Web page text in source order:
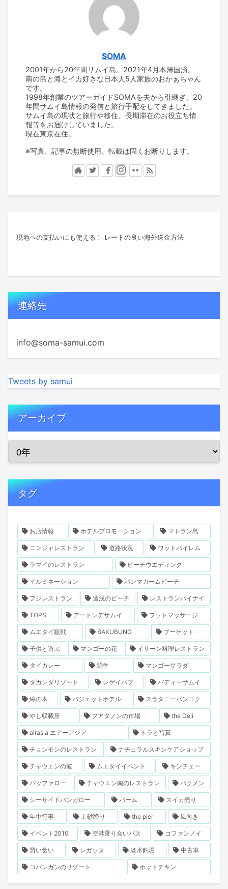
SOMA
2001年から20年間サムイ島。2021年4月本帰国済。
南の島と海とイカ好きな日本人5人家族のおかぁちゃん
です。
1998年創業のツアーガイドSOMAを夫から引継ぎ、20
年間サムイ島情報の発信と旅行手配をしてきました。
サムイ島の現状と旅行や移住、長期滞在のお役立ち情
報等をお届けしていました。
現在東京在住。
※写真、記事の無断使用、転載は固くお断りします。
現地への支払いにも使える！ レートの良い海外送金方法
連絡先
info@soma-samui.com
Tweets by samui
アーカイブ
タグ
お店情報 ホテルプロモーション マトラン島
ニンジャレストラン 道路状況 ワットパイレム
ラマイのレストラン ビーチウエディング
イルミネーション バンマカームビーチ
フジレストラン 遠浅のビーチ レストランパイナイ
TOPS デートンデサムイ フットマッサージ
ムエタイ観戦 BAKUBUNG プーケット
子供と遊ぶ マンゴーの花 イサーン料理レストラン
タイカレー 闘牛 マンゴーサラダ
ダカンダリゾート レゲイパブ バディーサムイ
綿の木 バジェットホテル スラタニーバンコク
やし収載所 フアタノンの市場 the Deli
airasia エアーアジア トラと写真
チョンモンのレストラン ナチュラルスキンケアショップ
チャウエンの波 ムエタイイベント キンチェー
バッファロー チャウエン南のレストラン パクメン
シーサイドバンガロー バーム スイカ売り
年中行事 土砂降り the pier 風向き
イベント2010 空港乗り合いバス コファンノイ
買い食い レガッタ 淡水釣堀 中古車
コパンガンのリゾート ホットチキン